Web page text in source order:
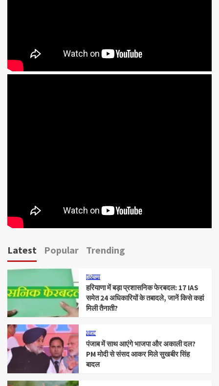
Latest Popular Trending
हरियाणा
हरियाणा में बड़ा प्रशासनिक फेरबदल: 17 IAS
समेत 24 अधिकारियों के तबादले, जानें किसे कहां
मिली तैनाती?
पंजाब
पंजाब में साथ आएंगे भाजपा और अकाली दल?
PM मोदी से संसद आकर मिले सुखबीर सिंह
बादल